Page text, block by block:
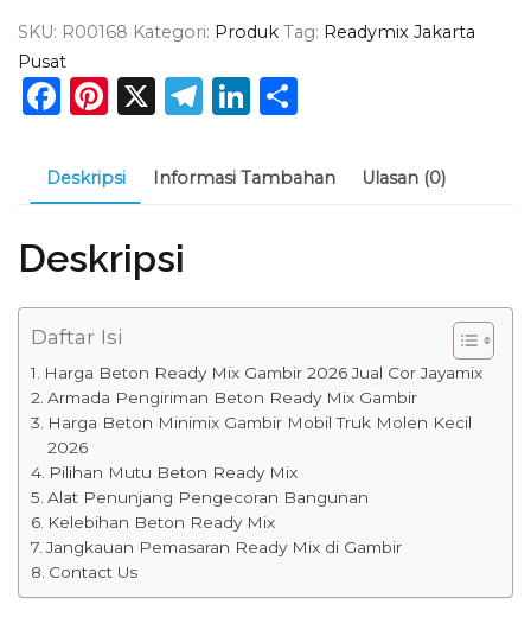
Ready
Mix
Gambir
2026
SKU: R00168 Kategori: Produk Tag: Readymix Jakarta
Pusat
Facebook
Pinterest
X Telegram
LinkedIn
Deskripsi Informasi Tambahan Ulasan (0)
Deskripsi
Daftar Isi
Harga Beton Ready Mix Gambir 2026 Jual Cor Jayamix
Armada Pengiriman Beton Ready Mix Gambir
Harga Beton Minimix Gambir Mobil Truk Molen Kecil
2026
Pilihan Mutu Beton Ready Mix
Alat Penunjang Pengecoran Bangunan
Kelebihan Beton Ready Mix
Jangkauan Pemasaran Ready Mix di Gambir
Contact Us